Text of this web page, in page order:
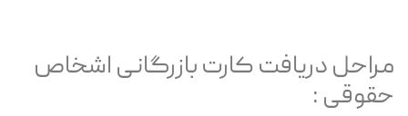
مراحل دریافت کارت بازرگانی اشخاص
حقوقی :